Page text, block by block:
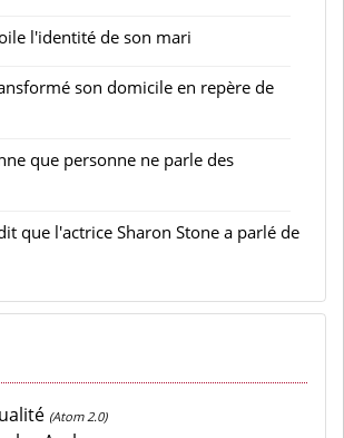
l'identité de son mari
son domicile en repère de
que personne ne parle des
que l'actrice Sharon Stone a parlé de
(Atom 2.0)